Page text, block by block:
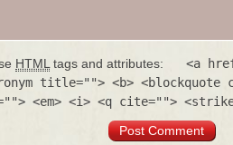
HTML tags and attributes:
<a
title=""> <b> <blockquote
<em> <i> <q cite="">